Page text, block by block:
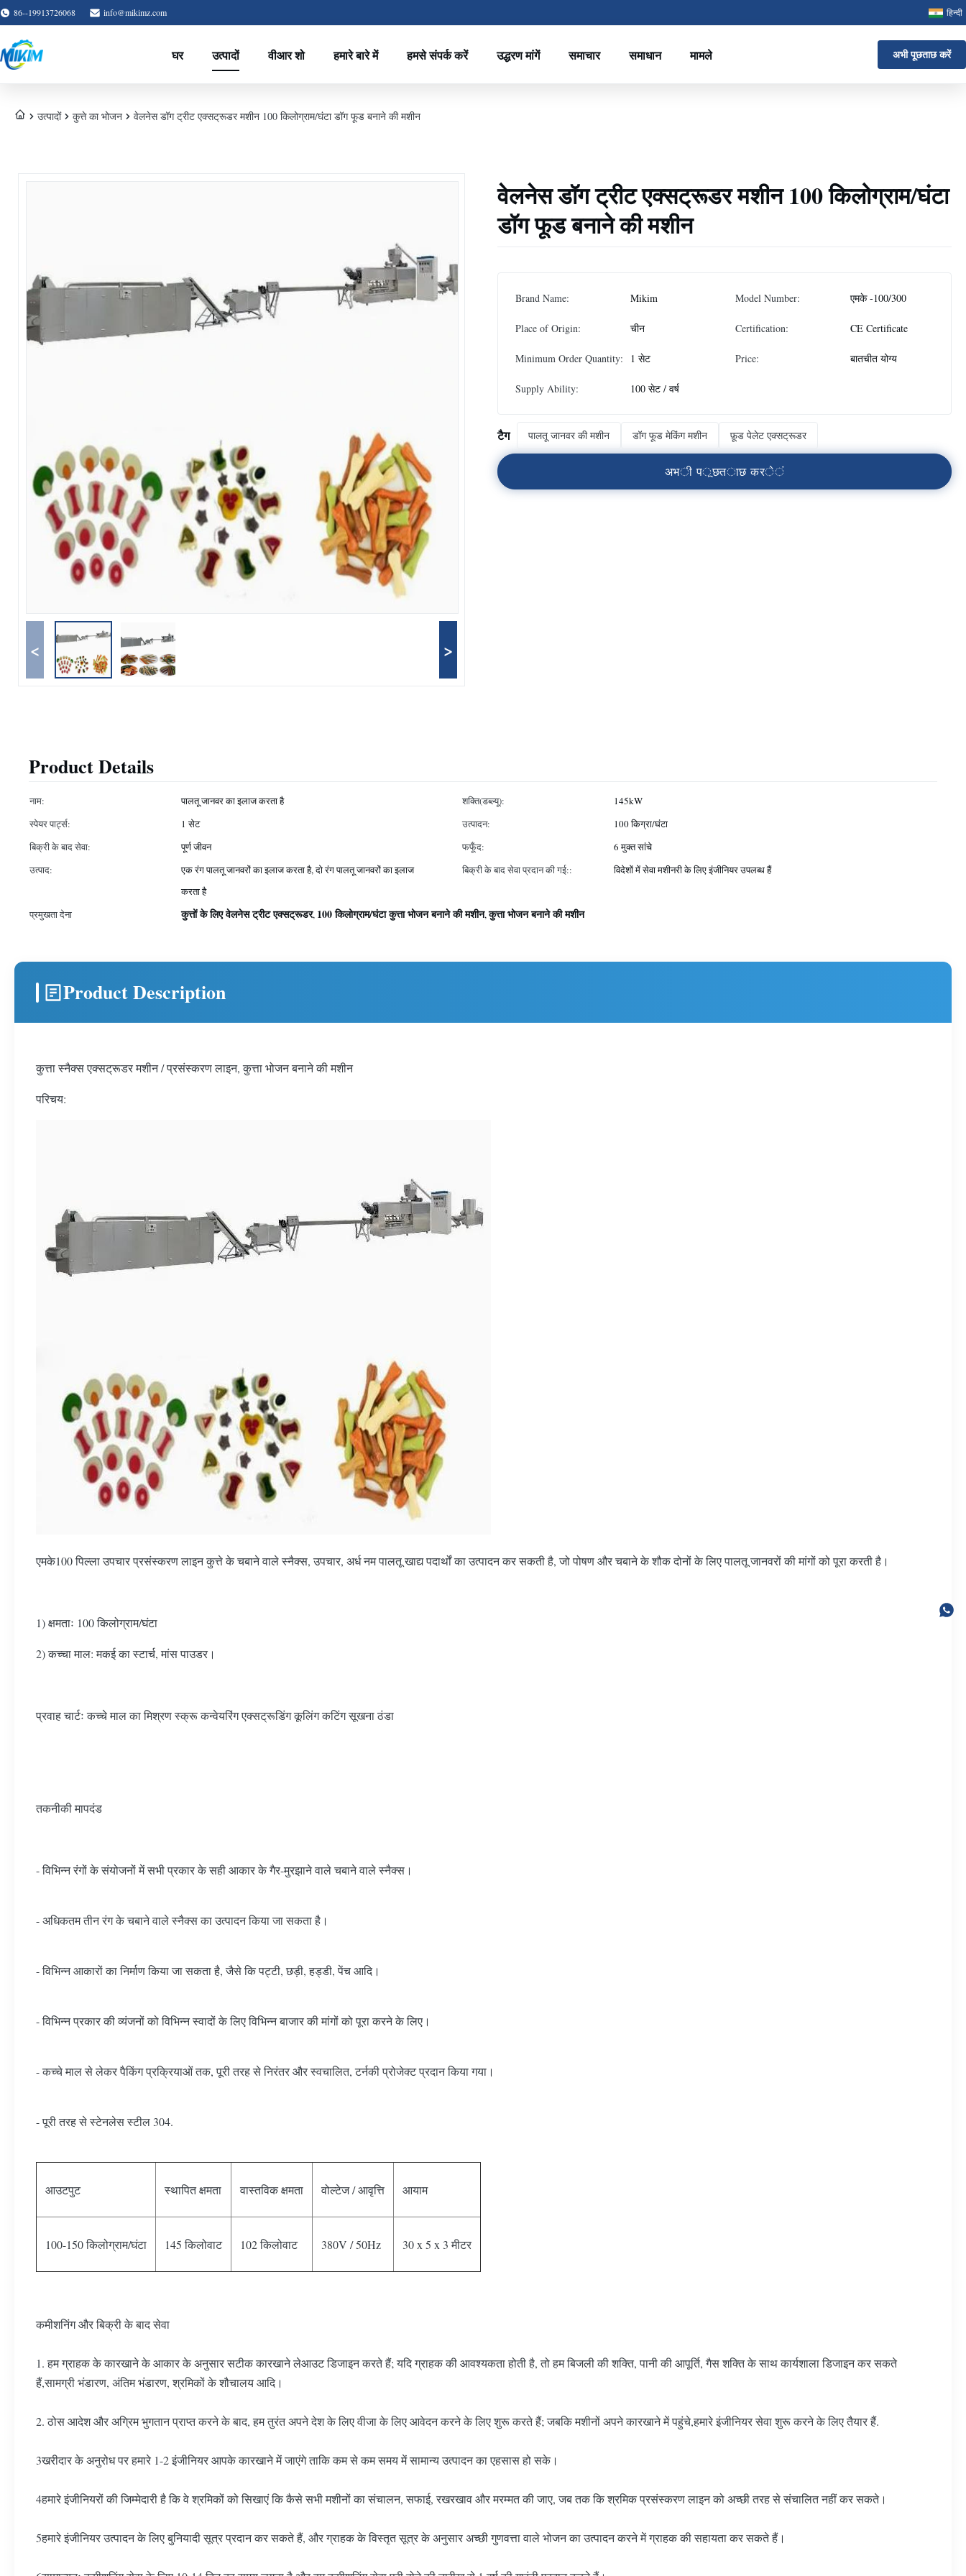
86--19913726068 info@mikimz.com हिन्दी
घर उत्पादों वीआर शो हमारे बारे में हमसे संपर्क करें उद्धरण मांगें समाचार समाधान मामले अभी पूछताछ करें
उत्पादों कुत्ते का भोजन वेलनेस डॉग ट्रीट एक्सट्रूडर मशीन 100 किलोग्राम/घंटा डॉग फूड बनाने की मशीन
< >
वेलनेस डॉग ट्रीट एक्सट्रूडर मशीन 100 किलोग्राम/घंटा
डॉग फूड बनाने की मशीन
Brand Name: Mikim Model Number: एमके -100/300
Place of Origin: चीन Certification: CE Certificate
Minimum Order Quantity: 1 सेट Price: बातचीत योग्य
Supply Ability: 100 सेट / वर्ष
टैग पालतू जानवर की मशीन डॉग फूड मेकिंग मशीन फ़ूड पेलेट एक्सट्रूडर
अभी पूछताछ करें
Product Details
नाम: पालतू जानवर का इलाज करता है शक्ति(डब्ल्यू):
145kW
स्पेयर पार्ट्स:
1 सेट उत्पादन:
100 किग्रा/घंटा
बिक्री के बाद सेवा:
पूर्ण जीवन फफूँद:
6 मुक्त सांचे
उत्पाद:
एक रंग पालतू जानवरों का इलाज करता है, दो रंग पालतू जानवरों का इलाज
करता है
बिक्री के बाद सेवा प्रदान की गई:: विदेशों में सेवा मशीनरी के लिए इंजीनियर उपलब्ध हैं
प्रमुखता देना कुत्तों के लिए वेलनेस ट्रीट एक्सट्रूडर, 100 किलोग्राम/घंटा कुत्ता भोजन बनाने की मशीन,कुत्ता भोजन बनाने की मशीन
Product Description
कुत्ता स्नैक्स एक्सट्रूडर मशीन / प्रसंस्करण लाइन, कुत्ता भोजन बनाने की मशीन
परिचय:
एमके100 पिल्ला उपचार प्रसंस्करण लाइन कुत्ते के चबाने वाले स्नैक्स, उपचार, अर्ध नम पालतू खाद्य पदार्थों का उत्पादन कर सकती है, जो पोषण और चबाने के शौक दोनों के लिए पालतू जानवरों की मांगों को पूरा करती है।
1) क्षमताः 100 किलोग्राम/घंटा
2) कच्चा माल: मकई का स्टार्च, मांस पाउडर।
प्रवाह चार्टः कच्चे माल का मिश्रण स्क्रू कन्वेयरिंग एक्सट्रूडिंग कूलिंग कटिंग सूखना ठंडा
तकनीकी मापदंड
- विभिन्न रंगों के संयोजनों में सभी प्रकार के सही आकार के गैर-मुरझाने वाले चबाने वाले स्नैक्स।
- अधिकतम तीन रंग के चबाने वाले स्नैक्स का उत्पादन किया जा सकता है।
- विभिन्न आकारों का निर्माण किया जा सकता है, जैसे कि पट्टी, छड़ी, हड्डी, पेंच आदि।
- विभिन्न प्रकार की व्यंजनों को विभिन्न स्वादों के लिए विभिन्न बाजार की मांगों को पूरा करने के लिए।
- कच्चे माल से लेकर पैकिंग प्रक्रियाओं तक, पूरी तरह से निरंतर और स्वचालित, टर्नकी प्रोजेक्ट प्रदान किया गया।
- पूरी तरह से स्टेनलेस स्टील 304.
आउटपुट स्थापित क्षमता वास्तविक क्षमता वोल्टेज / आवृत्ति आयाम
100-150 किलोग्राम/घंटा 145 किलोवाट 102 किलोवाट 380V / 50Hz 30 x 5 x 3 मीटर
कमीशनिंग और बिक्री के बाद सेवा
1. हम ग्राहक के कारखाने के आकार के अनुसार सटीक कारखाने लेआउट डिजाइन करते हैं; यदि ग्राहक की आवश्यकता होती है, तो हम बिजली की शक्ति, पानी की आपूर्ति, गैस शक्ति के साथ कार्यशाला डिजाइन कर सकते
हैं,सामग्री भंडारण, अंतिम भंडारण, श्रमिकों के शौचालय आदि।
2. ठोस आदेश और अग्रिम भुगतान प्राप्त करने के बाद, हम तुरंत अपने देश के लिए वीजा के लिए आवेदन करने के लिए शुरू करते हैं; जबकि मशीनों अपने कारखाने में पहुंचे,हमारे इंजीनियर सेवा शुरू करने के लिए तैयार हैं.
3खरीदार के अनुरोध पर हमारे 1-2 इंजीनियर आपके कारखाने में जाएंगे ताकि कम से कम समय में सामान्य उत्पादन का एहसास हो सके।
4हमारे इंजीनियरों की जिम्मेदारी है कि वे श्रमिकों को सिखाएं कि कैसे सभी मशीनों का संचालन, सफाई, रखरखाव और मरम्मत की जाए, जब तक कि श्रमिक प्रसंस्करण लाइन को अच्छी तरह से संचालित नहीं कर सकते।
5हमारे इंजीनियर उत्पादन के लिए बुनियादी सूत्र प्रदान कर सकते हैं, और ग्राहक के विस्तृत सूत्र के अनुसार अच्छी गुणवत्ता वाले भोजन का उत्पादन करने में ग्राहक की सहायता कर सकते हैं।